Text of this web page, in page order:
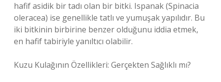
hafif asidik bir tadı olan bir bitki. Ispanak (Spinacia
oleracea) ise genellikle tatlı ve yumuşak yapılıdır. Bu
iki bitkinin birbirine benzer olduğunu iddia etmek,
en hafif tabiriyle yanıltıcı olabilir.
Kuzu Kulağının Özellikleri: Gerçekten Sağlıklı mı?